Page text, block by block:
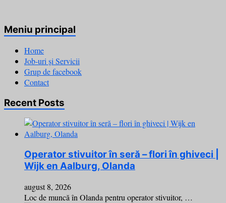
Meniu principal
Home
Job-uri și Servicii
Grup de facebook
Contact
Recent Posts
Operator stivuitor în seră – flori în ghiveci |
Wijk en Aalburg, Olanda
august 8, 2026
Loc de muncă în Olanda pentru operator stivuitor, …